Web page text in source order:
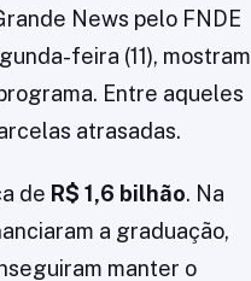
News pelo FNDE
feira (11), mostram
Entre aqueles
atrasadas.
de R$ 1,6 bilhão. Na
a graduação,
manter o